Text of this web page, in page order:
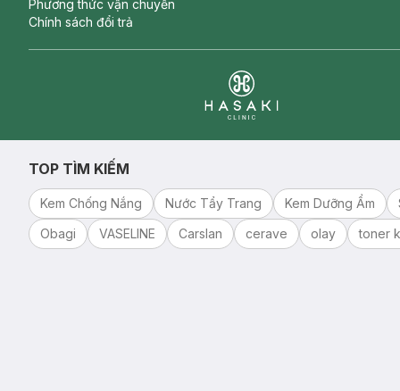
Phương thức vận chuyển
Chính sách đổi trả
TOP TÌM KIẾM
Kem Chống Nắng Nước Tẩy Trang Kem Dưỡng Ẩm
Obagi
VASELINE Carslan cerave olay toner